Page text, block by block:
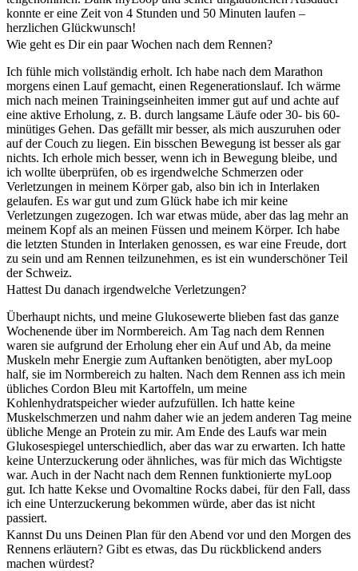
konnte er eine Zeit von 4 Stunden und 50 Minuten laufen –
herzlichen Glückwunsch!
Wie geht es Dir ein paar Wochen nach dem Rennen?
Ich fühle mich vollständig erholt. Ich habe nach dem Marathon
morgens einen Lauf gemacht, einen Regenerationslauf. Ich wärme
mich nach meinen Trainingseinheiten immer gut auf und achte auf
eine aktive Erholung, z. B. durch langsame Läufe oder 30- bis 60-
minütiges Gehen. Das gefällt mir besser, als mich auszuruhen oder
auf der Couch zu liegen. Ein bisschen Bewegung ist besser als gar
nichts. Ich erhole mich besser, wenn ich in Bewegung bleibe, und
ich wollte überprüfen, ob es irgendwelche Schmerzen oder
Verletzungen in meinem Körper gab, also bin ich in Interlaken
gelaufen. Es war gut und zum Glück habe ich mir keine
Verletzungen zugezogen. Ich war etwas müde, aber das lag mehr an
meinem Kopf als an meinen Füssen und meinem Körper. Ich habe
die letzten Stunden in Interlaken genossen, es war eine Freude, dort
zu sein und am Rennen teilzunehmen, es ist ein wunderschöner Teil
der Schweiz.
Hattest Du danach irgendwelche Verletzungen?
Überhaupt nichts, und meine Glukosewerte blieben fast das ganze
Wochenende über im Normbereich. Am Tag nach dem Rennen
waren sie aufgrund der Erholung eher ein Auf und Ab, da meine
Muskeln mehr Energie zum Auftanken benötigten, aber myLoop
half, sie im Normbereich zu halten. Nach dem Rennen ass ich mein
übliches Cordon Bleu mit Kartoffeln, um meine
Kohlenhydratspeicher wieder aufzufüllen. Ich hatte keine
Muskelschmerzen und nahm daher wie an jedem anderen Tag meine
übliche Menge an Protein zu mir. Am Ende des Laufs war mein
Glukosespiegel unterschiedlich, aber das war zu erwarten. Ich hatte
keine Unterzuckerung oder ähnliches, was für mich das Wichtigste
war. Auch in der Nacht nach dem Rennen funktionierte myLoop
gut. Ich hatte Kekse und Ovomaltine Rocks dabei, für den Fall, dass
ich eine Unterzuckerung bekommen würde, aber das ist nicht
passiert.
Kannst Du uns Deinen Plan für den Abend vor und den Morgen des
Rennens erläutern? Gibt es etwas, das Du rückblickend anders
machen würdest?